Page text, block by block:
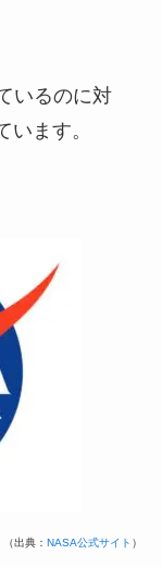
いるのに対
ます。
（出典：NASA公式サイト ）